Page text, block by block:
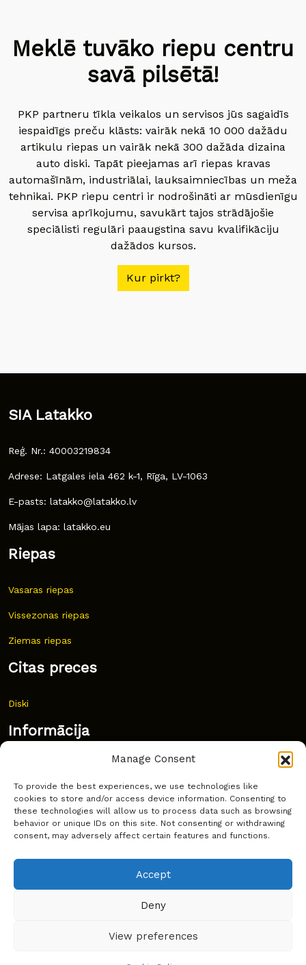
Manage Consent
To provide the best experiences, we use technologies like
cookies to store and/or access device information. Consenting to
these technologies will allow us to process data such as browsing
behavior or unique IDs on this site. Not consenting or withdrawing
consent, may adversely affect certain features and functions.
Accept
Deny
View preferences
Meklē tuvāko riepu centru
savā pilsētā!
PKP partneru tīkla veikalos un servisos jūs sagaidīs
iespaidīgs preču klāsts: vairāk nekā 10 000 dažādu
artikulu riepas un vairāk nekā 300 dažāda dizaina
auto diski. Tapāt pieejamas arī riepas kravas
automašīnām, industriālai, lauksaimniecības un meža
tehnikai. PKP riepu centri ir nodrošināti ar mūsdienīgu
servisa aprīkojumu, savukārt tajos strādājošie
speciālisti regulāri paaugstina savu kvalifikāciju
dažādos kursos.
Kur pirkt?
SIA Latakko
Reģ. Nr.: 40003219834
Adrese: Latgales iela 462 k-1, Rīga, LV-1063
E-pasts: latakko@latakko.lv
Mājas lapa: latakko.eu
Riepas
Vasaras riepas
Vissezonas riepas
Ziemas riepas
Citas preces
Diski
Informācija
Bieži uzdoti jautājumi
Kur pirkt?
Sīkdatņu politika
Copyright © Latakko 2024